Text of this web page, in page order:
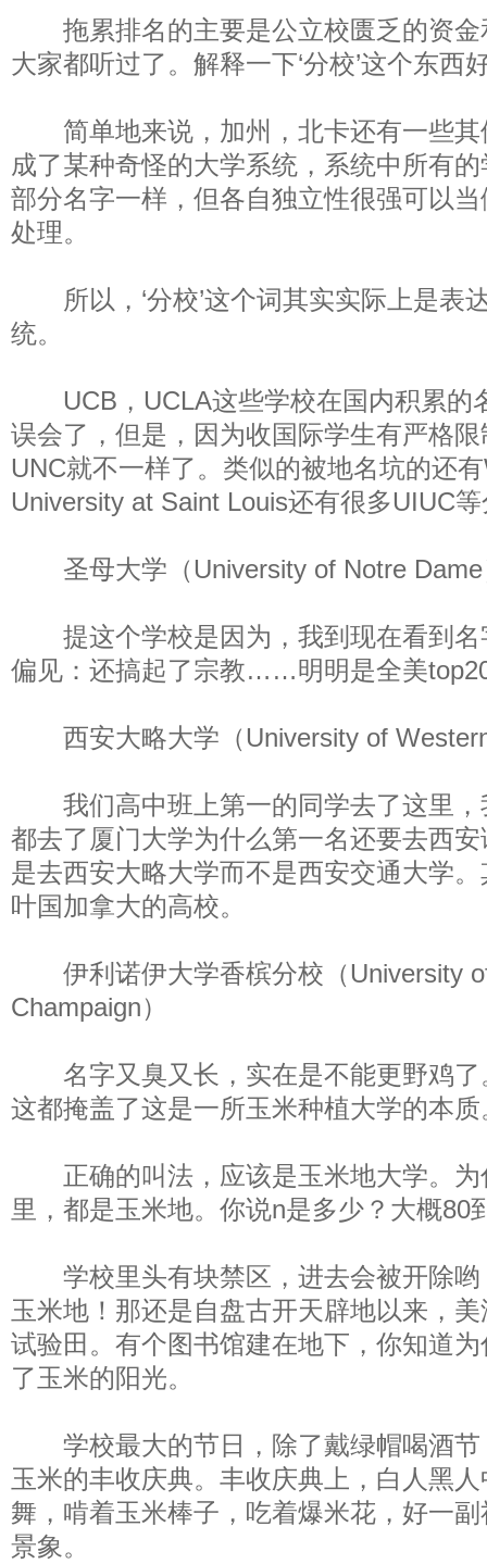
拖累排名的主要是公立校匮乏的资金
大家都听过了。解释一下‘分校’这个东西
简单地来说，加州，北卡还有一些其
成了某种奇怪的大学系统，系统中所有
部分名字一样，但各自独立性很强可以
处理。
所以，‘分校’这个词其实实际上是表
统。
UCB，UCLA这些学校在国内积累的
误会了，但是，因为收国际学生有严格
UNC就不一样了。类似的被地名坑的还
University at Saint Louis还有很多UIUC
圣母大学（University of Notre Dame
提这个学校是因为，我到现在看到名
偏见：还搞起了宗教……明明是全美
西安大略大学（University of
我们高中班上第一的同学去了这里，
都去了厦门大学为什么第一名还要去西
是去西安大略大学而不是西安交通大学
叶国加拿大的高校。
伊利诺伊大学香槟分校（University
Champaign）
名字又臭又长，实在是不能更野鸡了
这都掩盖了这是一所玉米种植大学的本质
正确的叫法，应该是玉米地大学。为
里，都是玉米地。你说n是多少？大概80
学校里头有块禁区，进去会被开除哟
玉米地！那还是自盘古开天辟地以来，
试验田。有个图书馆建在地下，你知道
了玉米的阳光。
学校最大的节日，除了戴绿帽喝酒节
玉米的丰收庆典。丰收庆典上，白人黑
舞，啃着玉米棒子，吃着爆米花，好一
景象。